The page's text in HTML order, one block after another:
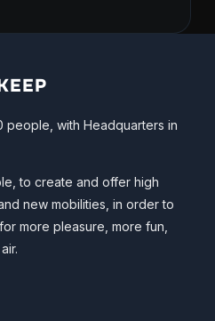
people, with Headquarters in
to create and offer high
new mobilities, in order to
more pleasure, more fun,